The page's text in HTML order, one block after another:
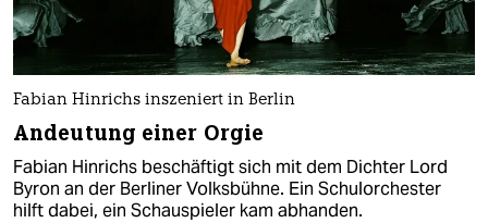
Fabian Hinrichs inszeniert in Berlin
Andeutung einer Orgie
Fabian Hinrichs beschäftigt sich mit dem Dichter Lord
Byron an der Berliner Volksbühne. Ein Schulorchester
hilft dabei, ein Schauspieler kam abhanden.